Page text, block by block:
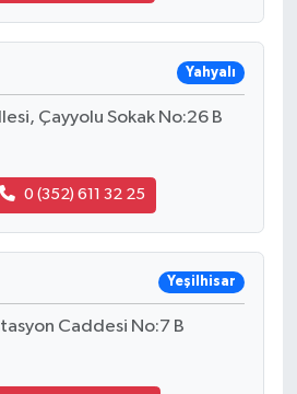
Yahyalı
Çayyolu Sokak No:26 B
0 (352) 611 32 25
Yeşilhisar
Caddesi No:7 B